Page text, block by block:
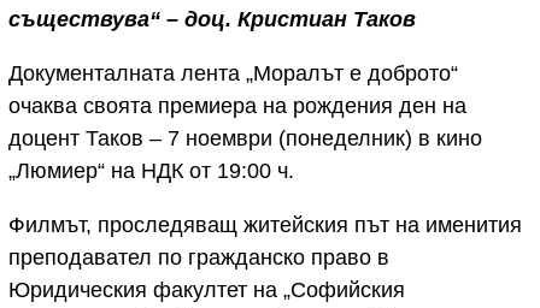
съществува“ – доц. Кристиан Таков
Документалната лента „Моралът е доброто“
очаква своята премиера на рождения ден на
доцент Таков – 7 ноември (понеделник) в кино
„Люмиер“ на НДК oт 19:00 ч.
Филмът, проследяващ житейския път на именития
преподавател по гражданско право в
Юридическия факултет на „Софийския